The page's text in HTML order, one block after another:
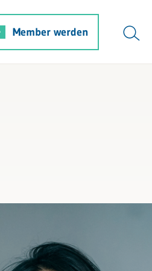
Member werden